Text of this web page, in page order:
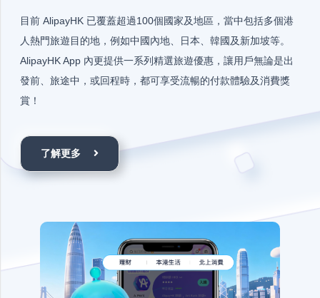
目前 AlipayHK 已覆蓋超過100個國家及地區，當中包括多個港
人熱門旅遊目的地，例如中國內地、日本、韓國及新加坡等。
AlipayHK App 內更提供一系列精選旅遊優惠，讓用戶無論是出
發前、旅途中，或回程時，都可享受流暢的付款體驗及消費獎
賞！
了解更多